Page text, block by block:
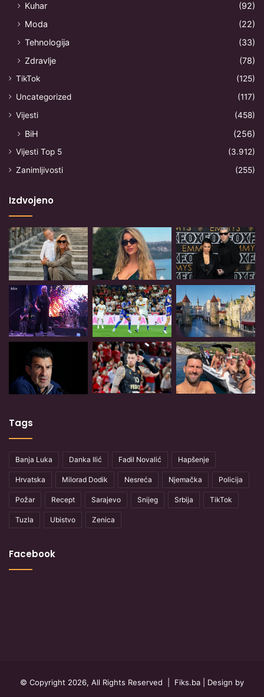
Kuhar
(92)
Moda
(22)
Tehnologija
(33)
Zdravlje
(78)
TikTok
(125)
Uncategorized
(117)
Vijesti
(458)
BiH (256)
Vijesti Top 5
(3.912)
Zanimljivosti
(255)
Izdvojeno
Tags
Banja Luka Danka Ilić Fadil Novalić Hapšenje
Hrvatska Milorad Dodik Nesreća Njemačka Policija
Požar Recept Sarajevo Snijeg Srbija TikTok
Tuzla Ubistvo Zenica
Facebook
© Copyright 2026, All Rights Reserved | Fiks.ba | Design by